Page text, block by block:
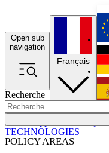
Open sub
navigation
Recherche
POLICY AREAS
Français
TECHNOLOGIES